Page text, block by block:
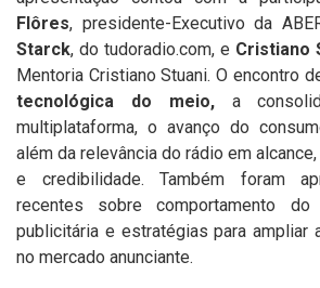
Flôres, presidente-Executivo da
Starck, do tudoradio.com, e Cristiano
Mentoria Cristiano Stuani. O encontro
tecnológica do meio, a
multiplataforma, o avanço do
além da relevância do rádio em
e credibilidade. Também foram
recentes sobre comportamento do
publicitária e estratégias para ampliar
no mercado anunciante.